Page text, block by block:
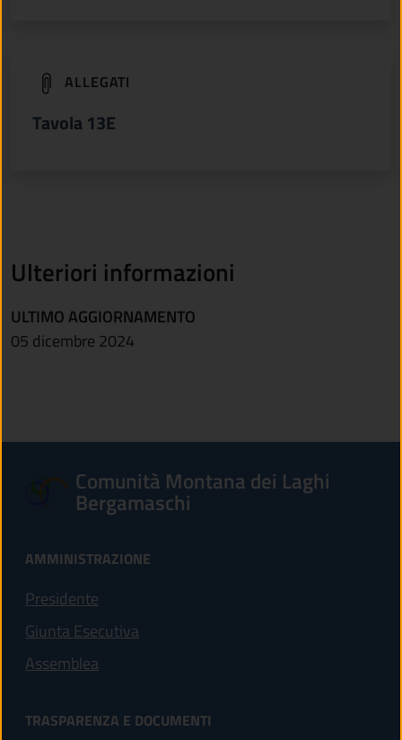
ALLEGATI
Tavola 13E
(apre in un'altra scheda).
Ulteriori informazioni
ULTIMO AGGIORNAMENTO
05 dicembre 2024
Comunità Montana dei Laghi
Bergamaschi
AMMINISTRAZIONE
Presidente
Giunta Esecutiva
Assemblea
TRASPARENZA E DOCUMENTI